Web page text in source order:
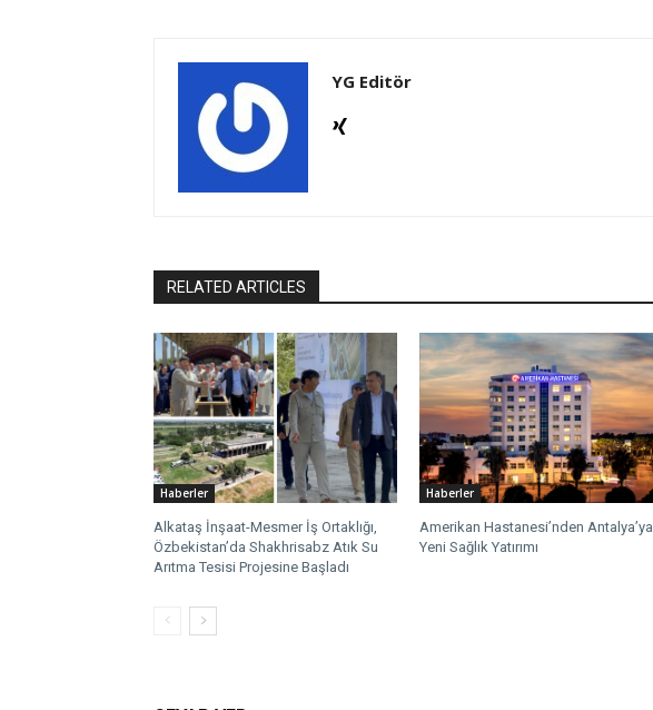
YG Editör
RELATED ARTICLES
Haberler
Alkataş İnşaat-Mesmer İş Ortaklığı,
Özbekistan’da Shakhrisabz Atık Su
Arıtma Tesisi Projesine Başladı
Haberler
Amerikan Hastanesi’nden Antalya’ya
Yeni Sağlık Yatırımı